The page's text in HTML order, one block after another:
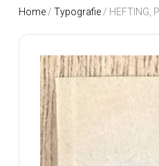
Home / Typografie / HEFTING,